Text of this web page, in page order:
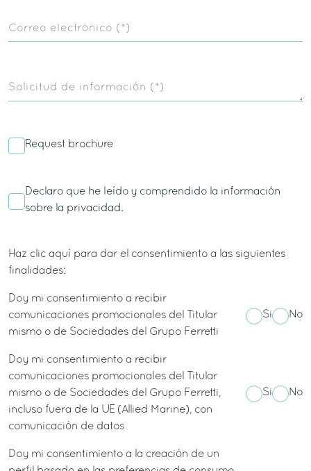
Correo electrónico (*)
Solicitud de información (*)
Request brochure
Declaro que he leído y comprendido la información
sobre la privacidad.
Haz clic aquí para dar el consentimiento a las siguientes
finalidades:
Doy mi consentimiento a recibir
comunicaciones promocionales del Titular
mismo o de Sociedades del Grupo Ferretti
Si No
Doy mi consentimiento a recibir
comunicaciones promocionales del Titular
mismo o de Sociedades del Grupo Ferretti,
incluso fuera de la UE (Allied Marine), con
comunicación de datos
Si No
Doy mi consentimiento a la creación de un